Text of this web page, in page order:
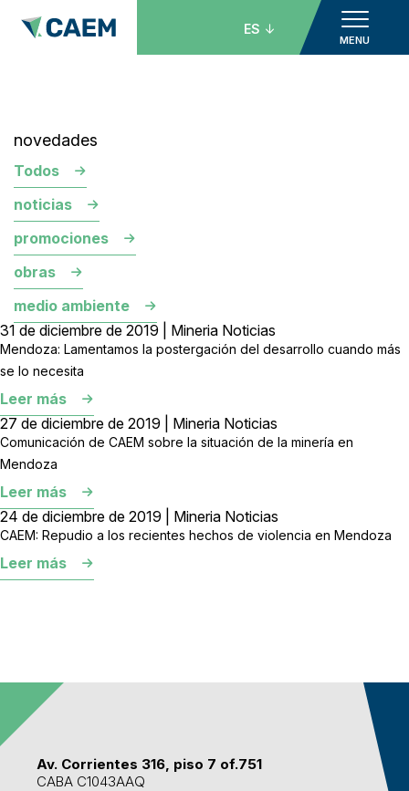
MENU
ES
novedades
Todos
noticias
promociones
obras
medio ambiente
31 de diciembre de 2019 | Mineria Noticias
Mendoza: Lamentamos la postergación del desarrollo cuando más
se lo necesita
Leer más
27 de diciembre de 2019 | Mineria Noticias
Comunicación de CAEM sobre la situación de la minería en
Mendoza
Leer más
24 de diciembre de 2019 | Mineria Noticias
CAEM: Repudio a los recientes hechos de violencia en Mendoza
Leer más
Av. Corrientes 316, piso 7 of.751
CABA C1043AAQ